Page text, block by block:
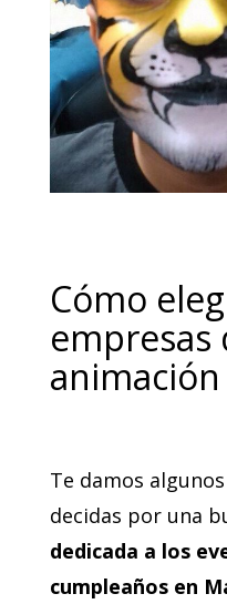
Cómo
empresas
Te damos
decidas por una
dedicada a los
cumpleaños en